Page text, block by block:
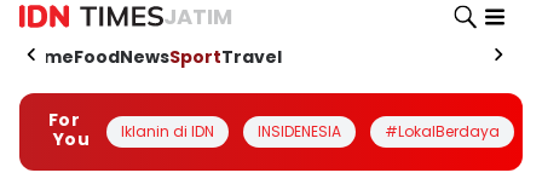
JATIM
HomeFoodNewsSportTravel
For
You
Iklanin di IDN INSIDENESIA #LokalBerdaya